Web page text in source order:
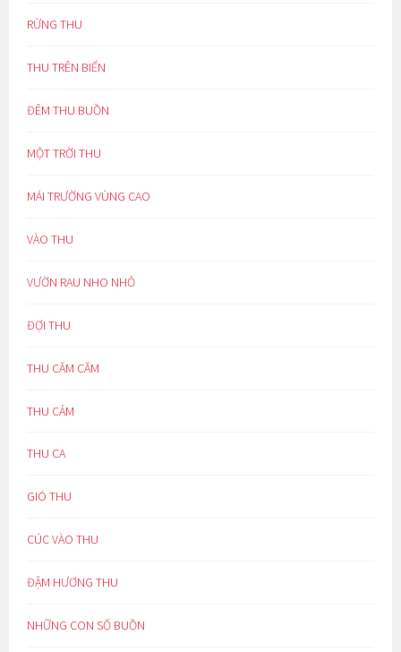
RỪNG THU
THU TRÊN BIỂN
ĐÊM THU BUỒN
MỘT TRỜI THU
MÁI TRƯỜNG VÙNG CAO
VÀO THU
VƯỜN RAU NHO NHỎ
ĐỢI THU
THU CĂM CĂM
THU CẢM
THU CA
GIÓ THU
CÚC VÀO THU
ĐẬM HƯƠNG THU
NHỮNG CON SỐ BUỒN